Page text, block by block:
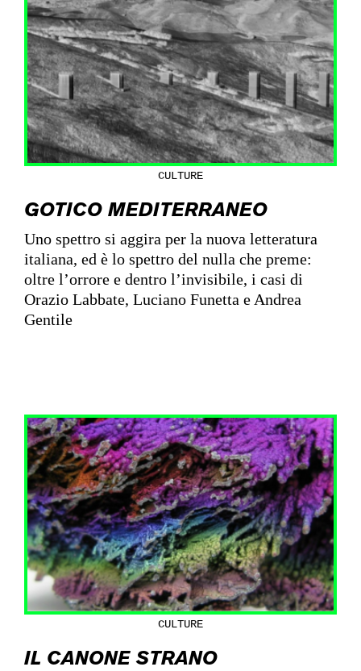
CULTURE
GOTICO MEDITERRANEO
Uno spettro si aggira per la nuova letteratura
italiana, ed è lo spettro del nulla che preme:
oltre l’orrore e dentro l’invisibile, i casi di
Orazio Labbate, Luciano Funetta e Andrea
Gentile
CULTURE
IL CANONE STRANO